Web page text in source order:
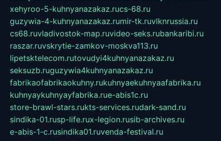
xehyroo-5-kuhnyanazakaz.rucs-68.ru
guzywia-4-kuhnyanazakaz.rumir-tk.ruvlknrussia.ru
cs68.ruvladivostok-map.ruvideo-seks.rubankaribi.ru
raszar.ruvskrytie-zamkov-moskva113.ru
lipetsktelecom.rutovudyi4kuhnyanazakaz.ru
seksuzb.ruguzywia4kuhnyanazakaz.ru
fabrikaofabrikaokuhny.rukuhnyaekuhnyaafabrika.ru
kuhnyaykuhnyayfabrika.rue-abis1c.ru
store-brawl-stars.rukts-services.rudark-sand.ru
sindika-01.rusp-life.rux-legion.rusib-archives.ru
e-abis-1-c.rusindika01.ruvenda-festival.ru